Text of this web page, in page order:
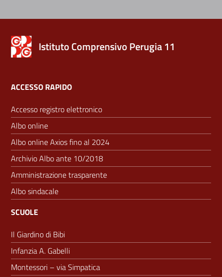
Istituto Comprensivo Perugia 11
ACCESSO RAPIDO
Accesso registro elettronico
Albo online
Albo online Axios fino al 2024
Archivio Albo ante 10/2018
Amministrazione trasparente
Albo sindacale
SCUOLE
Il Giardino di Bibi
Infanzia A. Gabelli
Montessori – via Simpatica